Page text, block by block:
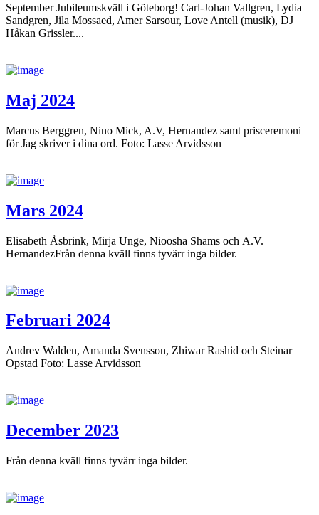
September Jubileumskväll i Göteborg! Carl-Johan Vallgren, Lydia
Sandgren, Jila Mossaed, Amer Sarsour, Love Antell (musik), DJ
Håkan Grissler....
Maj 2024
Marcus Berggren, Nino Mick, A.V, Hernandez samt prisceremoni
för Jag skriver i dina ord. Foto: Lasse Arvidsson
Mars 2024
Elisabeth Åsbrink, Mirja Unge, Nioosha Shams och A.V.
HernandezFrån denna kväll finns tyvärr inga bilder.
Februari 2024
Andrev Walden, Amanda Svensson, Zhiwar Rashid och Steinar
Opstad Foto: Lasse Arvidsson
December 2023
Från denna kväll finns tyvärr inga bilder.